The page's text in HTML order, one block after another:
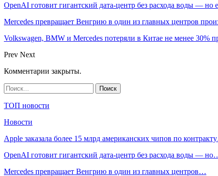
OpenAI готовит гигантский дата-центр без расхода воды — но
Mercedes превращает Венгрию в один из главных центров
Volkswagen, BMW и Mercedes потеряли в Китае не менее 30%
Prev Next
Комментарии закрыты.
ТОП новости
Новости
Apple заказала более 15 млрд американских чипов по
OpenAI готовит гигантский дата-центр без расхода воды —
Mercedes превращает Венгрию в один из главных центров…